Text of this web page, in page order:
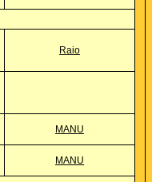
Raio
MANU
MANU